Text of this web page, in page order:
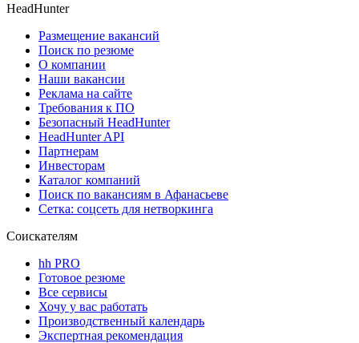
HeadHunter
Размещение вакансий
Поиск по резюме
О компании
Наши вакансии
Реклама на сайте
Требования к ПО
Безопасный HeadHunter
HeadHunter API
Партнерам
Инвесторам
Каталог компаний
Поиск по вакансиям в Афанасьеве
Сетка: соцсеть для нетворкинга
Соискателям
hh PRO
Готовое резюме
Все сервисы
Хочу у вас работать
Производственный календарь
Экспертная рекомендация